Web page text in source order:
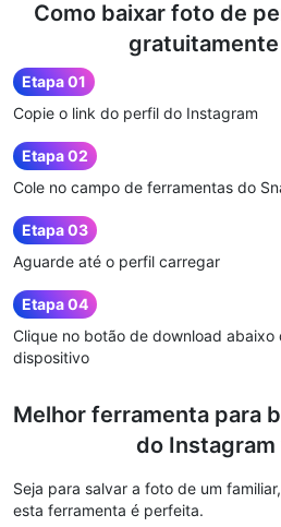
Como baixar foto de
Etapa 01
Copie o link do perfil do Instagram
Etapa 02
Cole no campo de ferramentas do
Etapa 03
Aguarde até o perfil carregar
Etapa 04
Clique no botão de download abaixo
dispositivo
Melhor ferramenta para
do Instagram
Seja para salvar a foto de um
esta ferramenta é perfeita.